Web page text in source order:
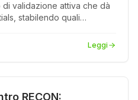
validazione attiva che dà
stabilendo quali
partner, è l'upsell ad alto
installata.
Leggi
RECON: